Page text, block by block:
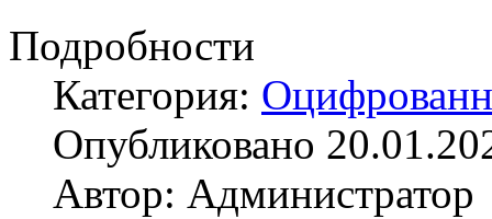
Подробности
Категория:
Опубликовано
Автор: Администратор